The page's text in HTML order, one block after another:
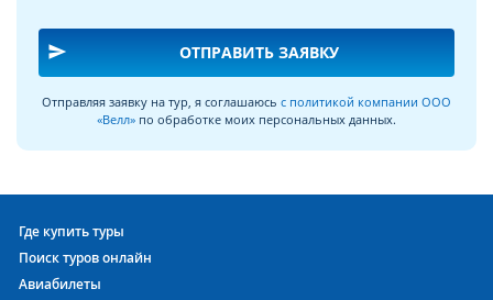
send ОТПРАВИТЬ ЗАЯВКУ
Отправляя заявку на тур, я соглашаюсь с политикой компании ООО
«Велл» по обработке моих персональных данных.
Где купить туры
Поиск туров онлайн
Авиабилеты